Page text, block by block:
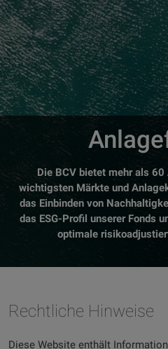
Die BCV bietet mehr als
wichtigsten Märkte und
das Einbinden von
das ESG-Profil unserer Fonds
optimale
Rechtliche Hinweise
Diese Website enthält